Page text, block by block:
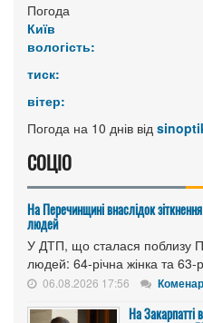
Погода
Київ
вологість:
тиск:
вітер:
Погода на 10 днів від
СОЦІО
На Перечинщині внаслідок
людей
У ДТП, що сталася поблизу
людей: 64-річна жінка та 63-
06.08.2026 17:56
На Закарпатті